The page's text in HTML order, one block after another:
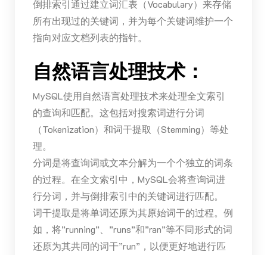
倒排索引通过建立词汇表（Vocabulary）来存储
所有出现过的关键词，并为每个关键词维护一个
指向对应文档列表的指针。
自然语言处理技术：
MySQL使用自然语言处理技术来处理全文索引
的查询和匹配。这包括对搜索词进行分词
（Tokenization）和词干提取（Stemming）等处
理。
分词是将查询词或文本分解为一个个独立的词条
的过程。在全文索引中，MySQL会将查询词进
行分词，并与倒排索引中的关键词进行匹配。
词干提取是将单词还原为其原始词干的过程。例
如，将”running”、”runs”和”ran”等不同形式的词
还原为其共同的词干”run”，以便更好地进行匹